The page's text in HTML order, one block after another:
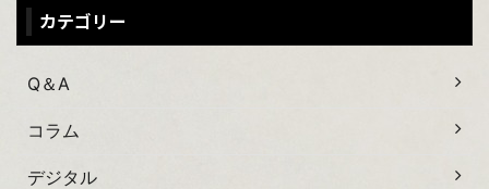
カテゴリー
Q＆A
コラム
デジタル